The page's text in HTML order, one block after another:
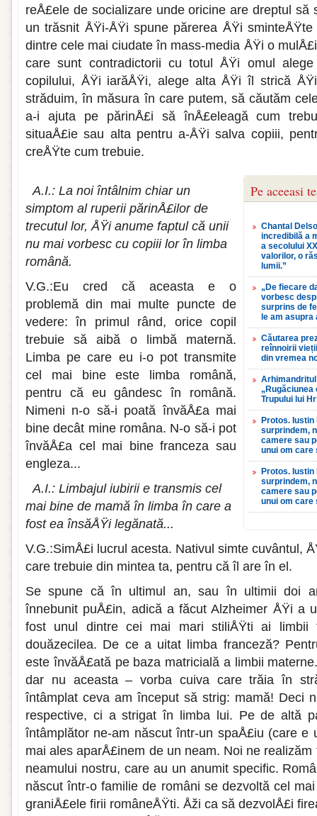
reÅ£ele de socializare unde oricine are dreptul să
un trăs­nit ÅŸi-ÅŸi spune părerea ÅŸi
dintre cele mai ciudate în mass-media ÅŸi o
care sunt contradictorii cu totul ÅŸi omul
copilului, ÅŸi iarăÅŸi, alege alta ÅŸi îl strică
străduim, în măsura în care putem, să căutăm
a-i ajuta pe părinÅ£i să înÅ£eleagă cum
situaÅ£ie sau alta pentru a-ÅŸi salva copiii,
creÅŸte cum trebuie.
Pe aceeasi
Chantal
incredibilă a
a secolului
valorilor, o
lumii.”
„De fiecare
vorbesc
surprins de
le am
Căutarea
reînnoirii
din vremea
Trupului lui
Protos.
surprindem,
camere sau
unui om care
Protos.
surprindem,
camere sau
unui om care
A.I.: La noi întâlnim chiar un
simptom al ruperii părinÅ£ilor de
trecutul lor, ÅŸi anu­me faptul că unii
nu mai vorbesc cu copiii lor în limba
română.
V.G.:Eu cred că aceasta e o
problemă din mai multe puncte de
vedere: în pri­mul rând, orice copil
trebuie să aibă o lim­bă maternă.
Limba pe care eu i-o pot trans­mite
cel mai bine este limba română,
pentru că eu gândesc în română.
Nimeni n-o să-i poată învăÅ£a mai
bine decât mine româna. N-o să-i pot
învăÅ£a cel mai bine franceza sau
engleza...
A.I.: Limbajul iubirii e transmis cel
mai bine de mamă în limba în care a
fost ea în­săÅŸi legănată...
V.G.:SimÅ£i lucrul acesta. Nativul sim­te cuvântul,
care tre­buie din mintea ta, pentru că îl are în el.
Se spune că în ultimul an, sau în ulti­mii doi
înnebunit puÅ£in, adică a făcut Alzheimer ÅŸi a
fost unul dintre cei mai mari stiliÅŸti ai limbii
douăzecilea. De ce a uitat limba franceză?
este învăÅ£ată pe baza matricială a limbii
dar nu aceasta – vorba cuiva care trăia în
întâmplat ceva am început să strig: mamă! Deci
respective, ci a strigat în limba lui. Pe de altă
întâmplător ne-am născut într-un spa­Å£iu (care e
mai ales aparÅ£inem de un neam. Noi ne
neamului nos­tru, care au un anumit specific.
născut într-o fami­lie de români se dezvoltă cel
graniÅ£ele firii româ­neÅŸti. Åži ca să dezvolÅ£i